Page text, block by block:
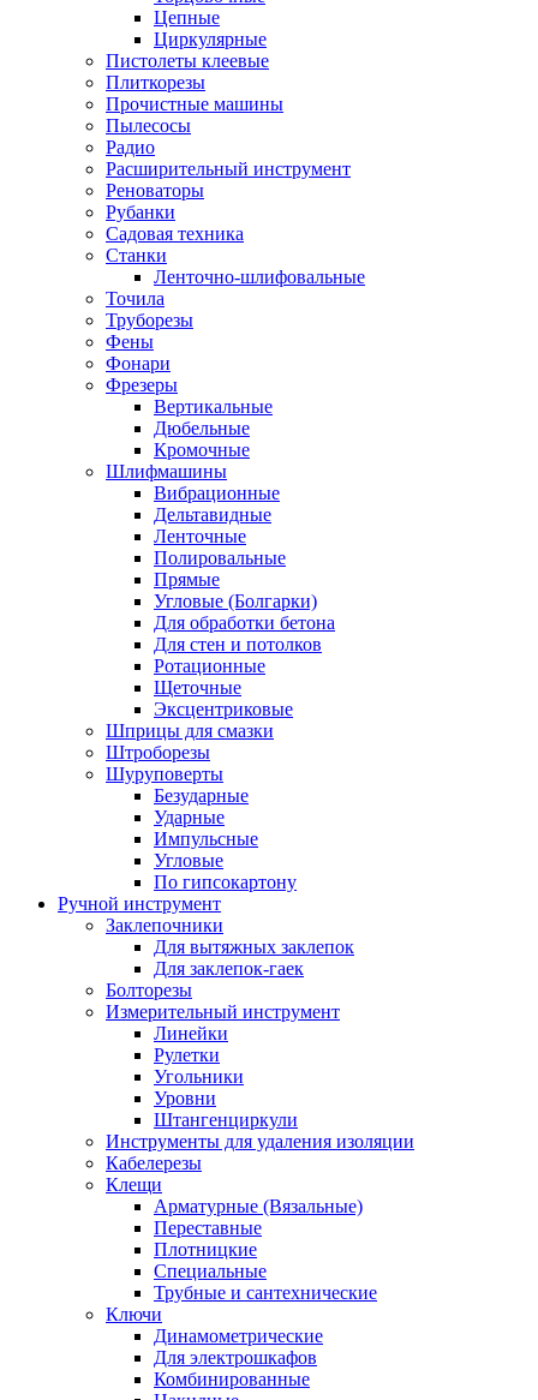
Цепные
Циркулярные
Пистолеты клеевые
Плиткорезы
Прочистные машины
Пылесосы
Радио
Расширительный инструмент
Реноваторы
Рубанки
Садовая техника
Станки
Ленточно-шлифовальные
Точила
Труборезы
Фены
Фонари
Фрезеры
Вертикальные
Дюбельные
Кромочные
Шлифмашины
Вибрационные
Дельтавидные
Ленточные
Полировальные
Прямые
Угловые (Болгарки)
Для обработки бетона
Для стен и потолков
Ротационные
Щеточные
Эксцентриковые
Шприцы для смазки
Штроборезы
Шуруповерты
Безударные
Ударные
Импульсные
Угловые
По гипсокартону
Ручной инструмент
Заклепочники
Для вытяжных заклепок
Для заклепок-гаек
Болторезы
Измерительный инструмент
Линейки
Рулетки
Угольники
Уровни
Штангенциркули
Инструменты для удаления изоляции
Кабелерезы
Клещи
Арматурные (Вязальные)
Переставные
Плотницкие
Специальные
Трубные и сантехнические
Ключи
Динамометрические
Для электрошкафов
Комбинированные